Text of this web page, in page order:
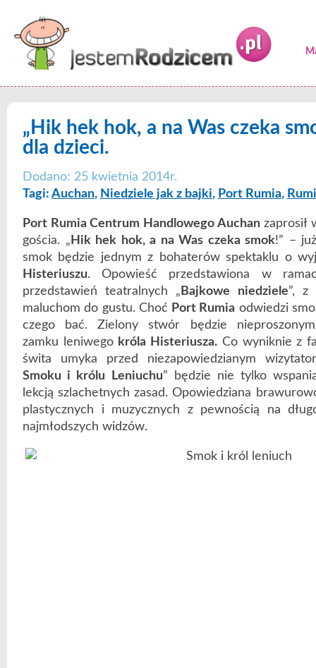
„Hik hek hok, a na Was czeka
dla dzieci.
Dodano: 25 kwietnia 2014r.
Tagi: Auchan, Niedziele jak z bajki, Port Rumia,
Port Rumia Centrum Handlowego Auchanzaprosił
gościa. „ Hik hek hok, a na Was czeka smok!” –
smok będzie jednym z bohaterów spektaklu o
Histeriuszu. Opowieść przedstawiona w
przedstawień teatralnych „ Bajkowe niedziele”, z
maluchom do gustu. Choć Port Rumia odwiedzi
czego bać. Zielony stwór będzie
zamku leniwego króla Histeriusza. Co wyniknie z
świta umyka przed niezapowiedzianym
Smoku i królu Leniuchu” będzie nie tylko
lekcją szlachetnych zasad. Opowiedziana
plastycznych i muzycznych z pewnością na
najmłodszych widzów.